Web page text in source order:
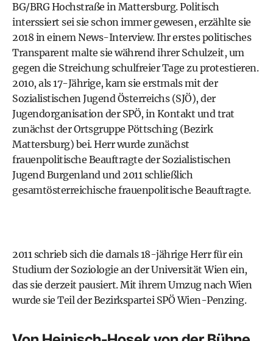
BG/BRG Hochstraße in Mattersburg. Politisch
interssiert sei sie schon immer gewesen, erzählte sie
2018 in einem News-Interview. Ihr erstes politisches
Transparent malte sie während ihrer Schulzeit, um
gegen die Streichung schulfreier Tage zu protestieren.
2010, als 17-Jährige, kam sie erstmals mit der
Sozialistischen Jugend Österreichs (SJÖ), der
Jugendorganisation der SPÖ, in Kontakt und trat
zunächst der Ortsgruppe Pöttsching (Bezirk
Mattersburg) bei. Herr wurde zunächst
frauenpolitische Beauftragte der Sozialistischen
Jugend Burgenland und 2011 schließlich
gesamtösterreichische frauenpolitische Beauftragte.
2011 schrieb sich die damals 18-jährige Herr für ein
Studium der Soziologie an der Universität Wien ein,
das sie derzeit pausiert. Mit ihrem Umzug nach Wien
wurde sie Teil der Bezirkspartei SPÖ Wien-Penzing.